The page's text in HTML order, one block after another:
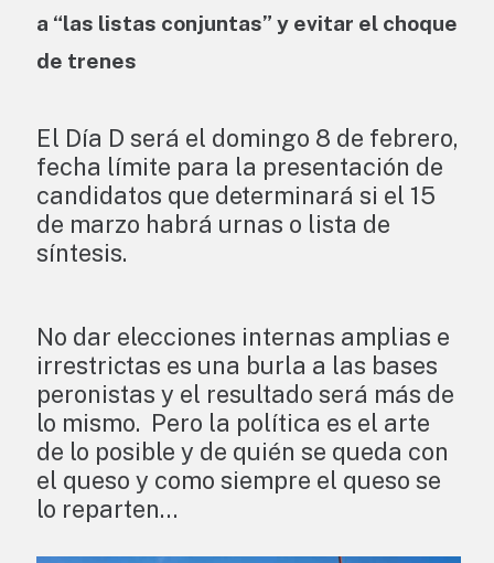
a “las listas conjuntas” y evitar el choque
de trenes
El Día D será el domingo 8 de febrero,
fecha límite para la presentación de
candidatos que determinará si el 15
de marzo habrá urnas o lista de
síntesis.
No dar elecciones internas amplias e
irrestrictas es una burla a las bases
peronistas y el resultado será más de
lo mismo. Pero la política es el arte
de lo posible y de quién se queda con
el queso y como siempre el queso se
lo reparten…